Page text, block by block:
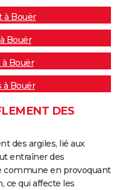
à Bouër
Bouër
Bouër
à Bouër
DES
des argiles, lié aux
entraîner des
commune en provoquant
ce qui affecte les